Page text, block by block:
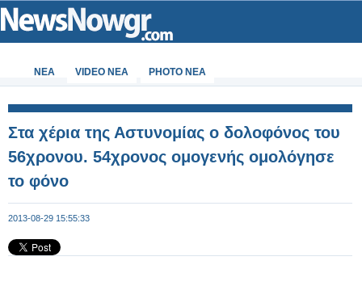
ΝΕΑ VIDEO NEA PHOTO NEA
Στα χέρια της Αστυνομίας ο δολοφόνος του
56χρονου. 54χρονος ομογενής ομολόγησε
το φόνο
2013-08-29 15:55:33